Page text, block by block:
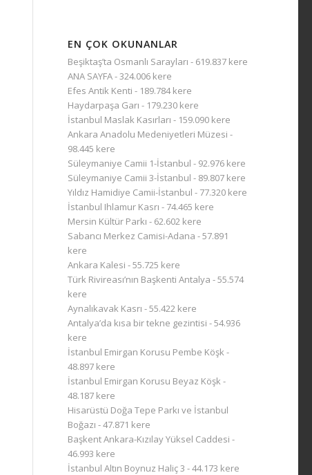
EN ÇOK OKUNANLAR
Beşiktaş’ta Osmanlı Sarayları - 619.837 kere
ANA SAYFA- 324.006 kere
Efes Antik Kenti - 189.784 kere
Haydarpaşa Garı - 179.230 kere
İstanbul Maslak Kasırları - 159.090 kere
Ankara Anadolu Medeniyetleri Müzesi -
98.445 kere
Süleymaniye Camii 1-İstanbul - 92.976 kere
Süleymaniye Camii 3-İstanbul - 89.807 kere
Yıldız Hamidiye Camii-İstanbul - 77.320 kere
İstanbul Ihlamur Kasrı - 74.465 kere
Mersin Kültür Parkı - 62.602 kere
Sabancı Merkez Camisi-Adana - 57.891
kere
Ankara Kalesi - 55.725 kere
Türk Rivireası’nın Başkenti Antalya - 55.574
kere
Aynalıkavak Kasrı - 55.422 kere
Antalya’da kısa bir tekne gezintisi - 54.936
kere
İstanbul Emirgan Korusu Pembe Köşk -
48.897 kere
İstanbul Emirgan Korusu Beyaz Köşk -
48.187 kere
Hisarüstü Doğa Tepe Parkı ve İstanbul
Boğazı - 47.871 kere
Başkent Ankara-Kızılay Yüksel Caddesi -
46.993 kere
İstanbul Altın Boynuz Haliç 3 - 44.173 kere